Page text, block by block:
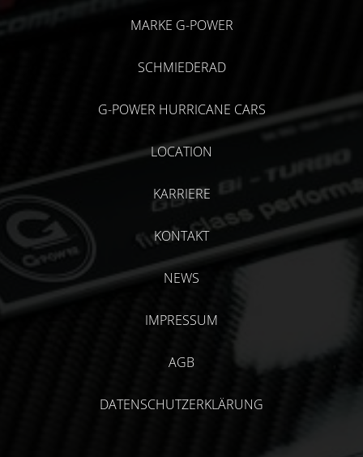
MARKE G-POWER
SCHMIEDERAD
G-POWER HURRICANE CARS
LOCATION
KARRIERE
KONTAKT
NEWS
IMPRESSUM
AGB
DATENSCHUTZERKLÄRUNG